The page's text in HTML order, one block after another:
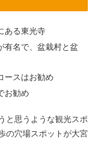
ある東光寺
有名で、盆栽村と盆
ースはお勧め
お勧め
と思うような観光スポ
の穴場スポットが大宮